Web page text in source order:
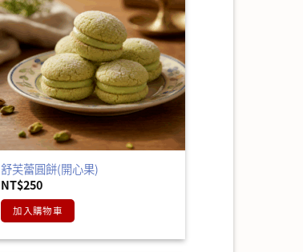
排
序
舒芙蕾圓餅(開心果)
NT$250
加入購物車